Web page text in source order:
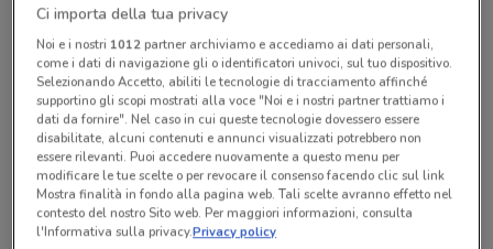
Chiama il negozio
Lunedì n.d.
Martedì n.d.
Mercoledì n.d.
Giovedì n.d.
Venerdì n.d.
Sabato n.d.
Domenica n.d.
0332 345849
Iper Varese
Ci importa della tua privacy
Noi e i nostri 1012partner archiviamo e accediamo ai dati personali,
come i dati di navigazione gli o identificatori univoci, sul tuo dispositivo.
Selezionando Accetto, abiliti le tecnologie di tracciamento affinché
supportino gli scopi mostrati alla voce "Noi e i nostri partner trattiamo i
dati da fornire". Nel caso in cui queste tecnologie dovessero essere
disabilitate, alcuni contenuti e annunci visualizzati potrebbero non
essere rilevanti. Puoi accedere nuovamente a questo menu per
modificare le tue scelte o per revocare il consenso facendo clic sul link
Mostra finalità in fondo alla pagina web. Tali scelte avranno effetto nel
contesto del nostro Sito web. Per maggiori informazioni, consulta
l'Informativa sulla privacy.Privacy policy